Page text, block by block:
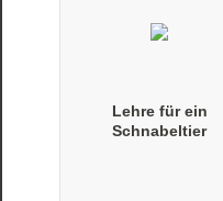
Lehre für ein
Schnabeltier